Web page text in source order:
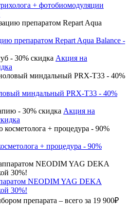
+ фотобиомодуляции
препаратом Repart Aqua Balance -
Акция на
миндальный PRX-T33 - 40%
Акция на
+ процедура - 90%
NEODIM YAG DEKA
30%!